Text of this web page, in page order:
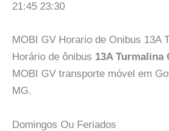
21:45 23:30
MOBI GV Horario de Onibus 13A
Horário de ônibus 13A Turmalina
MOBI GV transporte móvel em
MG.
Domingos Ou Feriados